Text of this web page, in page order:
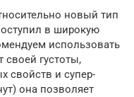
новый тип
в широкую
использовать
своей густоты,
свойств и супер-
она позволяет